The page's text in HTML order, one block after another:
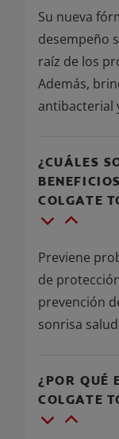
Su nueva
desempeño
raíz de los
Además,
antibacterial
¿CUÁLES
COLGATE
Previene
de
prevención
sonrisa
¿POR QUÉ
COLGATE